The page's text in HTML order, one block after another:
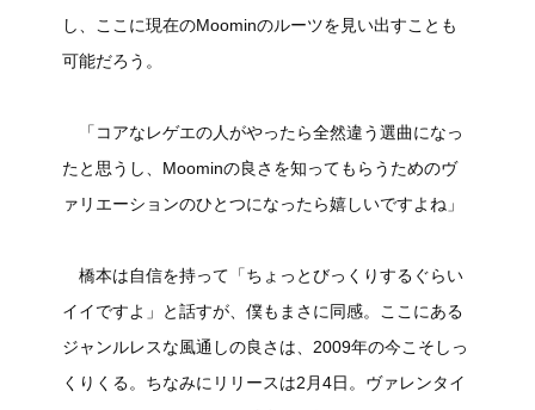
し、ここに現在のMoominのルーツを見い出すことも
可能だろう。
「コアなレゲエの人がやったら全然違う選曲になっ
たと思うし、Moominの良さを知ってもらうためのヴ
ァリエーションのひとつになったら嬉しいですよね」
橋本は自信を持って「ちょっとびっくりするぐらい
イイですよ」と話すが、僕もまさに同感。ここにある
ジャンルレスな風通しの良さは、2009年の今こそしっ
くりくる。ちなみにリリースは2月4日。ヴァレンタイ